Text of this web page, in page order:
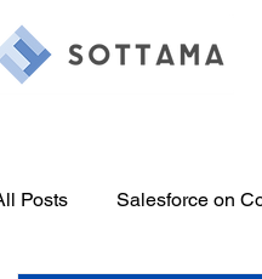
Posts Salesforce on